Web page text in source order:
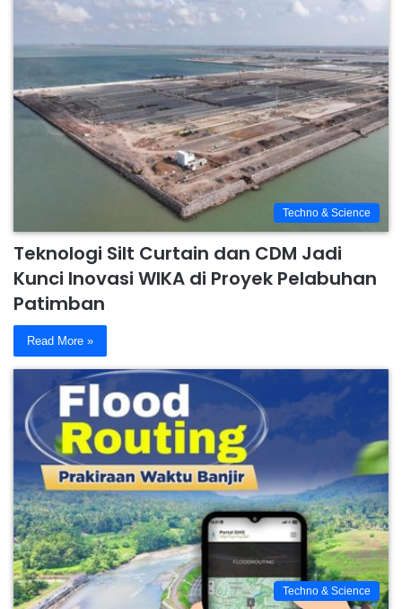
Techno & Science
Teknologi Silt Curtain dan CDM Jadi
Kunci Inovasi WIKA di Proyek Pelabuhan
Patimban
Read More »
Techno & Science